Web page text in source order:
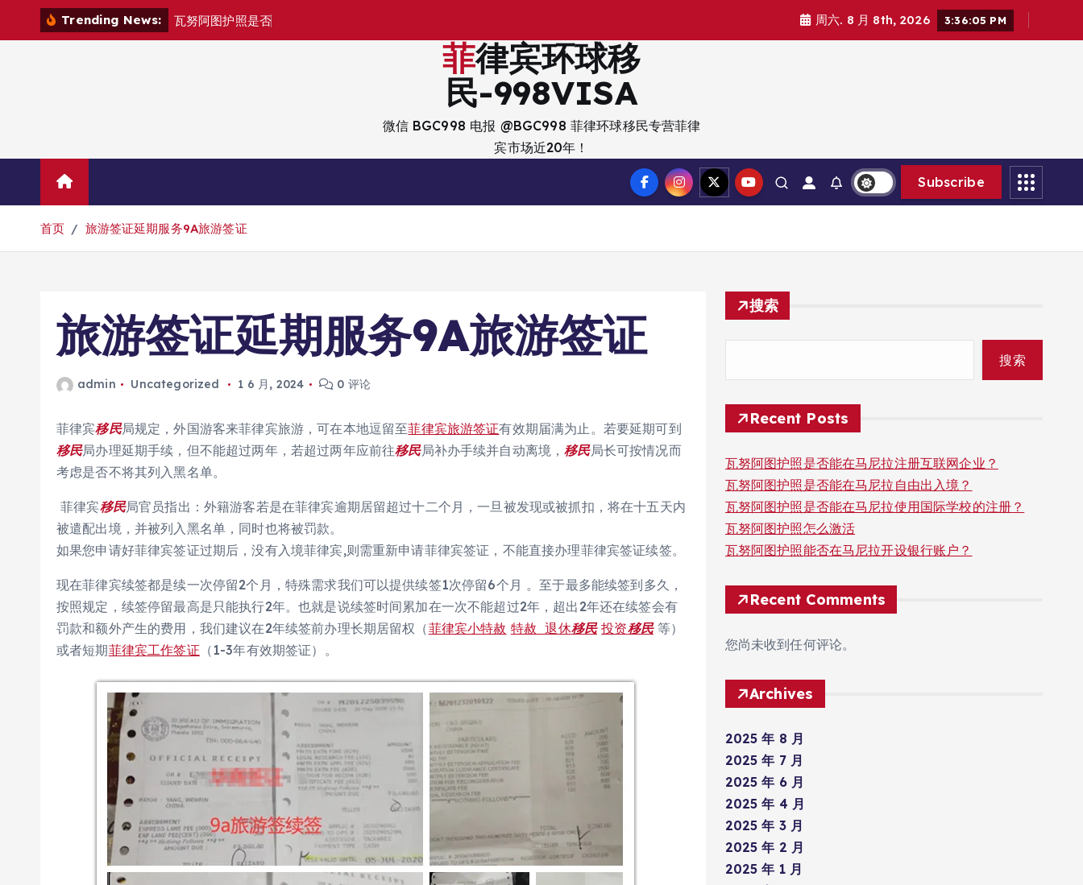
Trending News: 瓦努阿图护照是否 周六. 8 月 8th, 2026 3:36:06 PM
菲律宾环球移
民-998VISA
微信 BGC998 电报 @BGC998 菲律环球移民专营菲律
宾市场近20年！
Subscribe
首页 旅游签证延期服务9A旅游签证
旅游签证延期服务9A旅游签证
admin Uncategorized 1 6 月, 2024 0 评论
菲律宾移民局规定，外国游客来菲律宾旅游，可在本地逗留至菲律宾旅游签证有效期届满为止。若要延期可到
移民局办理延期手续，但不能超过两年，若超过两年应前往移民局补办手续并自动离境，移民局长可按情况而
考虑是否不将其列入黑名单。
菲律宾移民局官员指出：外籍游客若是在菲律宾逾期居留超过十二个月，一旦被发现或被抓扣，将在十五天内
被遣配出境，并被列入黑名单，同时也将被罚款。
如果您申请好菲律宾签证过期后，没有入境菲律宾,则需重新申请菲律宾签证，不能直接办理菲律宾签证续签。
现在菲律宾续签都是续一次停留2个月，特殊需求我们可以提供续签1次停留6个月 。至于最多能续签到多久，
按照规定，续签停留最高是只能执行2年。也就是说续签时间累加在一次不能超过2年，超出2年还在续签会有
罚款和额外产生的费用，我们建议在2年续签前办理长期居留权（菲律宾小特赦 特赦退休移民 投资移民等）
或者短期菲律宾工作签证 （1-3年有效期签证）。
搜索
搜索
Recent Posts
瓦努阿图护照是否能在马尼拉注册互联网企业？
瓦努阿图护照是否能在马尼拉自由出入境？
瓦努阿图护照是否能在马尼拉使用国际学校的注册？
瓦努阿图护照怎么激活
瓦努阿图护照能否在马尼拉开设银行账户？
Recent Comments
您尚未收到任何评论。
Archives
2025 年 8 月
2025 年 7 月
2025 年 6 月
2025 年 4 月
2025 年 3 月
2025 年 2 月
2025 年 1 月